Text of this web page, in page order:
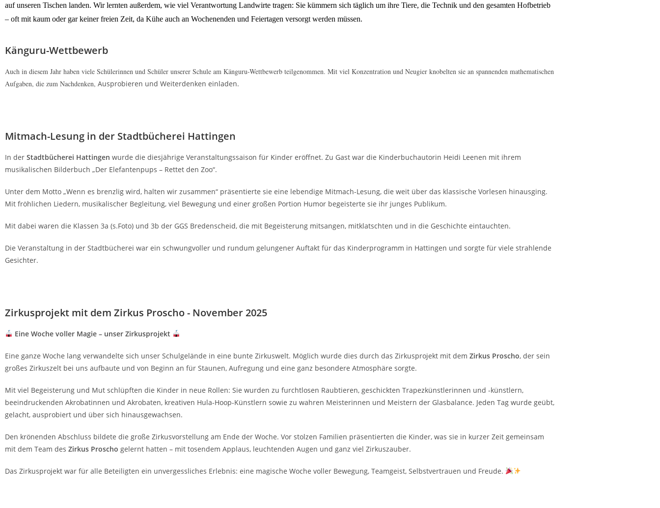
auf unseren Tischen landen. Wir lernten außerdem, wie viel Verantwortung Landwirte tragen: Sie kümmern sich täglich um ihre Tiere, die Technik und den gesamten Hofbetrieb
– oft mit kaum oder gar keiner freien Zeit, da Kühe auch an Wochenenden und Feiertagen versorgt werden müssen.
Känguru-Wettbewerb
Auch in diesem Jahr haben viele Schülerinnen und Schüler unserer Schule am Känguru-Wettbewerb teilgenommen. Mit viel Konzentration und Neugier knobelten sie an spannenden mathematischen
Aufgaben, die zum Nachdenken, Ausprobieren und Weiterdenken einladen.
Mitmach-Lesung in der Stadtbücherei Hattingen
In der Stadtbücherei Hattingen wurde die diesjährige Veranstaltungssaison für Kinder eröffnet. Zu Gast war die Kinderbuchautorin Heidi Leenen mit ihrem
musikalischen Bilderbuch „Der Elefantenpups – Rettet den Zoo“.
Unter dem Motto „Wenn es brenzlig wird, halten wir zusammen“ präsentierte sie eine lebendige Mitmach-Lesung, die weit über das klassische Vorlesen hinausging.
Mit fröhlichen Liedern, musikalischer Begleitung, viel Bewegung und einer großen Portion Humor begeisterte sie ihr junges Publikum.
Mit dabei waren die Klassen 3a (s.Foto) und 3b der GGS Bredenscheid, die mit Begeisterung mitsangen, mitklatschten und in die Geschichte eintauchten.
Die Veranstaltung in der Stadtbücherei war ein schwungvoller und rundum gelungener Auftakt für das Kinderprogramm in Hattingen und sorgte für viele strahlende
Gesichter.
Zirkusprojekt mit dem Zirkus Proscho - November 2025
Eine Woche voller Magie – unser Zirkusprojekt
Eine ganze Woche lang verwandelte sich unser Schulgelände in eine bunte Zirkuswelt. Möglich wurde dies durch das Zirkusprojekt mit dem Zirkus Proscho, der sein
großes Zirkuszelt bei uns aufbaute und von Beginn an für Staunen, Aufregung und eine ganz besondere Atmosphäre sorgte.
Mit viel Begeisterung und Mut schlüpften die Kinder in neue Rollen: Sie wurden zu furchtlosen Raubtieren, geschickten Trapezkünstlerinnen und -künstlern,
beeindruckenden Akrobatinnen und Akrobaten, kreativen Hula-Hoop-Künstlern sowie zu wahren Meisterinnen und Meistern der Glasbalance. Jeden Tag wurde geübt,
gelacht, ausprobiert und über sich hinausgewachsen.
Den krönenden Abschluss bildete die große Zirkusvorstellung am Ende der Woche. Vor stolzen Familien präsentierten die Kinder, was sie in kurzer Zeit gemeinsam
mit dem Team des Zirkus Proscho gelernt hatten – mit tosendem Applaus, leuchtenden Augen und ganz viel Zirkuszauber.
Das Zirkusprojekt war für alle Beteiligten ein unvergessliches Erlebnis: eine magische Woche voller Bewegung, Teamgeist, Selbstvertrauen und Freude.